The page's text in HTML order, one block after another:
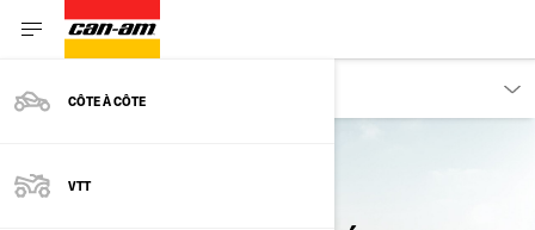
CÔTE À CÔTE
VTT
PROPRIÉTAIRES
RETOUR AUX RAPPELS SÉCURITAIRES